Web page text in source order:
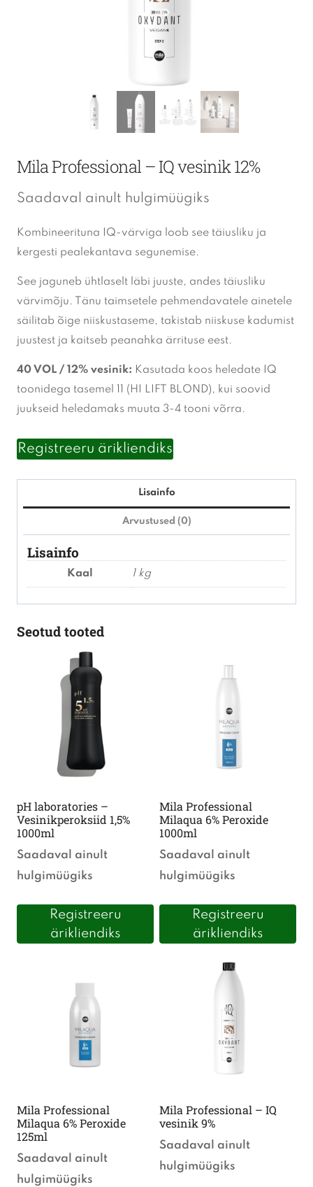
Mila Professional – IQ vesinik 12%
Saadaval ainult hulgimüügiks
Kombineerituna IQ-värviga loob see täiusliku ja
kergesti pealekantava segunemise.
See jaguneb ühtlaselt läbi juuste, andes täiusliku
värvimõju. Tänu taimsetele pehmendavatele ainetele
säilitab õige niiskustaseme, takistab niiskuse kadumist
juustest ja kaitseb peanahka ärrituse eest.
40 VOL / 12% vesinik: Kasutada koos heledate IQ
toonidega tasemel 11 (HI LIFT BLOND), kui soovid
juukseid heledamaks muuta 3-4 tooni võrra.
Registreeru ärikliendiks
Lisainfo
Arvustused (0)
Lisainfo
Kaal 1 kg
Seotud tooted
pH laboratories –
Vesinikperoksiid 1,5%
1000ml
Saadaval ainult
hulgimüügiks
Registreeru
ärikliendiks
Mila Professional
Milaqua 6% Peroxide
1000ml
Saadaval ainult
hulgimüügiks
Registreeru
ärikliendiks
Mila Professional
Milaqua 6% Peroxide
125ml
Saadaval ainult
hulgimüügiks
Mila Professional – IQ
vesinik 9%
Saadaval ainult
hulgimüügiks